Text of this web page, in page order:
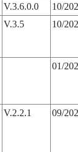
V.3.6.0.0
10/
V.3.5 10/
01/
V.2.2.1 09/